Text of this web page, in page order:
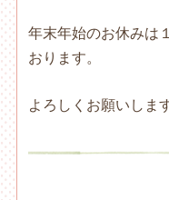
年末年始のお休みは
おります。
よろしくお願いしま